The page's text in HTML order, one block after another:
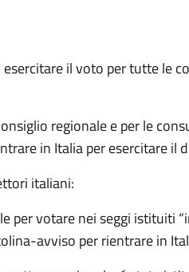
il voto per tutte le
regionale e per le
in Italia per esercitare il
italiani:
votare nei seggi istituiti
avviso per rientrare in